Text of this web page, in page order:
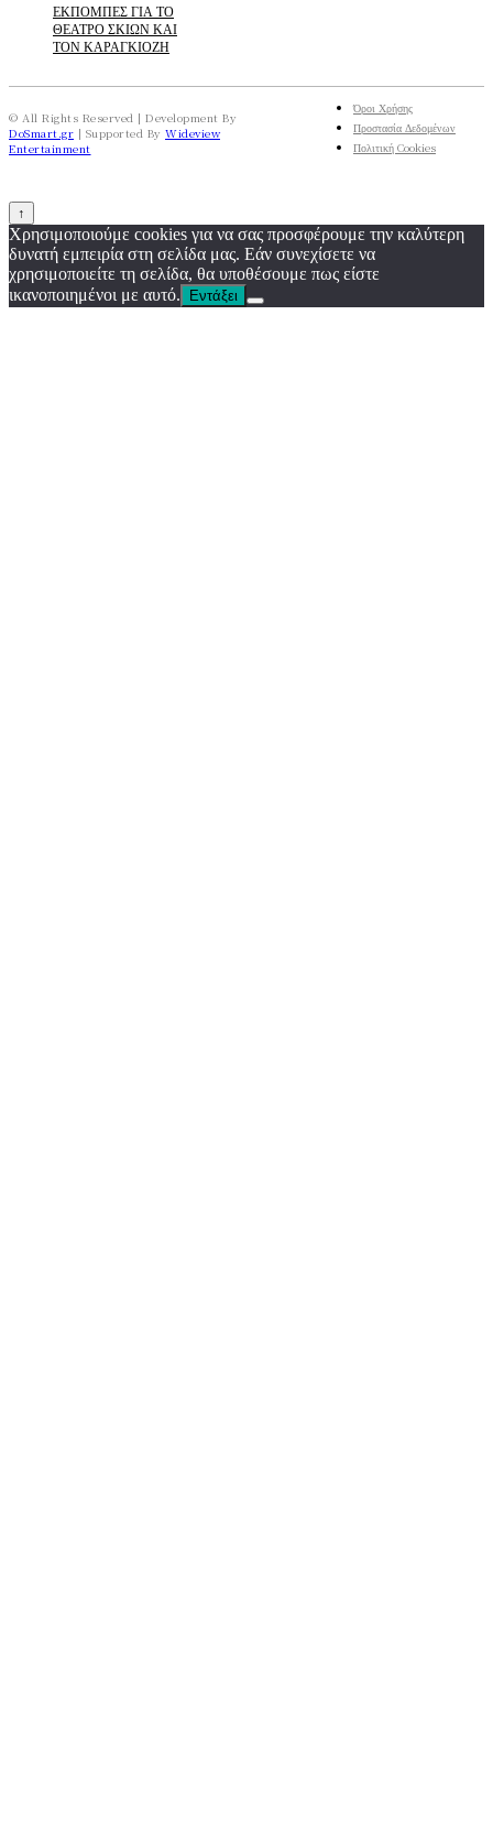
ΕΚΠΟΜΠΕΣ ΓΙΑ ΤΟ
ΘΕΑΤΡΟ ΣΚΙΩΝ ΚΑΙ
ΤΟΝ ΚΑΡΑΓΚΙΟΖΗ
© All Rights Reserved | Development By
DoSmart.gr | Supported By Wideview
Entertainment
Όροι Χρήσης
Προστασία Δεδομένων
Πολιτική Cookies
↑
Χρησιμοποιούμε cookies για να σας προσφέρουμε την καλύτερη
δυνατή εμπειρία στη σελίδα μας. Εάν συνεχίσετε να
χρησιμοποιείτε τη σελίδα, θα υποθέσουμε πως είστε
ικανοποιημένοι με αυτό.
Εντάξει